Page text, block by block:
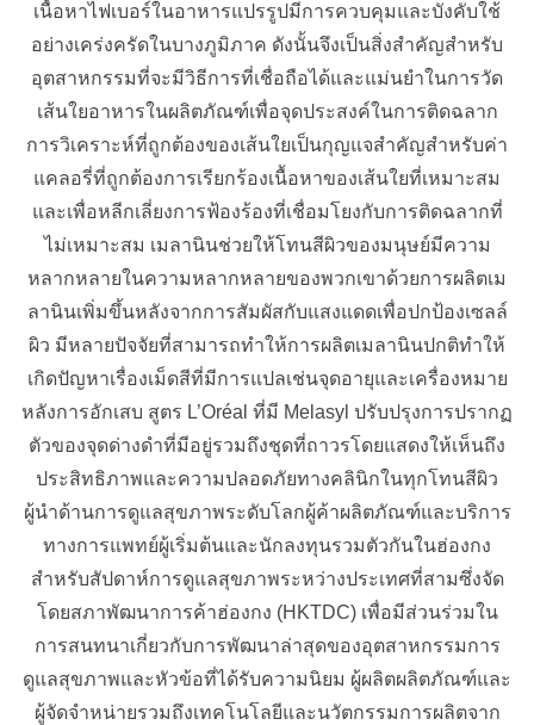
เนื้อหาไฟเบอร์ในอาหารแปรรูปมีการควบคุมและบังคับใช้
อย่างเคร่งครัดในบางภูมิภาค ดังนั้นจึงเป็นสิ่งสำคัญสำหรับ
อุตสาหกรรมที่จะมีวิธีการที่เชื่อถือได้และแม่นยำในการวัด
เส้นใยอาหารในผลิตภัณฑ์เพื่อจุดประสงค์ในการติดฉลาก
การวิเคราะห์ที่ถูกต้องของเส้นใยเป็นกุญแจสำคัญสำหรับค่า
แคลอรี่ที่ถูกต้องการเรียกร้องเนื้อหาของเส้นใยที่เหมาะสม
และเพื่อหลีกเลี่ยงการฟ้องร้องที่เชื่อมโยงกับการติดฉลากที่
ไม่เหมาะสม เมลานินช่วยให้โทนสีผิวของมนุษย์มีความ
หลากหลายในความหลากหลายของพวกเขาด้วยการผลิตเม
ลานินเพิ่มขึ้นหลังจากการสัมผัสกับแสงแดดเพื่อปกป้องเซลล์
ผิว มีหลายปัจจัยที่สามารถทำให้การผลิตเมลานินปกติทำให้
เกิดปัญหาเรื่องเม็ดสีที่มีการแปลเช่นจุดอายุและเครื่องหมาย
หลังการอักเสบ สูตร L’Oréal ที่มี Melasyl ปรับปรุงการปรากฏ
ตัวของจุดด่างดำที่มีอยู่รวมถึงชุดที่ถาวรโดยแสดงให้เห็นถึง
ประสิทธิภาพและความปลอดภัยทางคลินิกในทุกโทนสีผิว
ผู้นำด้านการดูแลสุขภาพระดับโลกผู้ค้าผลิตภัณฑ์และบริการ
ทางการแพทย์ผู้เริ่มต้นและนักลงทุนรวมตัวกันในฮ่องกง
สำหรับสัปดาห์การดูแลสุขภาพระหว่างประเทศที่สามซึ่งจัด
โดยสภาพัฒนาการค้าฮ่องกง (HKTDC) เพื่อมีส่วนร่วมใน
การสนทนาเกี่ยวกับการพัฒนาล่าสุดของอุตสาหกรรมการ
ดูแลสุขภาพและหัวข้อที่ได้รับความนิยม ผู้ผลิตผลิตภัณฑ์และ
ผู้จัดจำหน่ายรวมถึงเทคโนโลยีและนวัตกรรมการผลิตจาก